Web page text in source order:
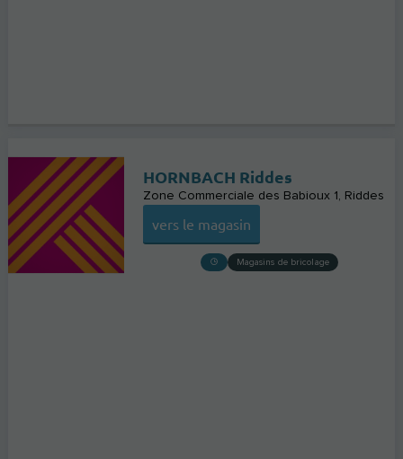
HORNBACH Riddes
Zone Commerciale des Babioux 1 Riddes
vers le magasin
Magasins de bricolage